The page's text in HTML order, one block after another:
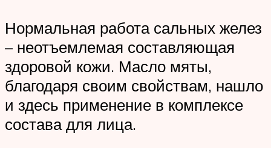
Нормальная работа сальных желез
– неотъемлемая составляющая
здоровой кожи. Масло мяты,
благодаря своим свойствам, нашло
и здесь применение в комплексе
состава для лица.